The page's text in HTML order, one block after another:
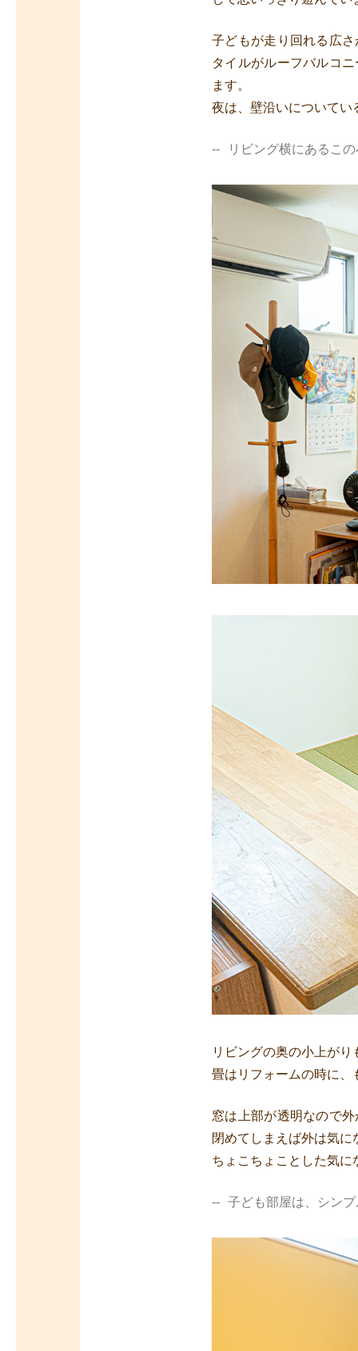
子どもが走り回れる広
タイルがルーフバルコ
ます。
夜は、壁沿いについてい
リビング横にあるこ
リビングの奥の小上が
畳はリフォームの時に、
窓は上部が透明なので
閉めてしまえば外は気に
ちょこちょことした気
子ども部屋は、シン